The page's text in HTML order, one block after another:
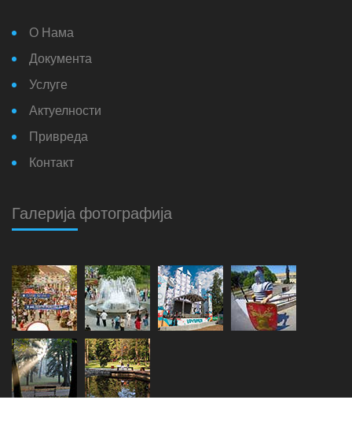
О Нама
Документа
Услуге
Актуелности
Привреда
Контакт
Галерија фотографија